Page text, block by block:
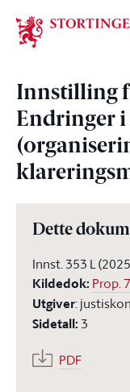
Stortinget.no
Innstilling
Endringer
Dette
Innst. 353 L
Kildedok: Prop.
Utgiver:
Sidetall: 3
PDF